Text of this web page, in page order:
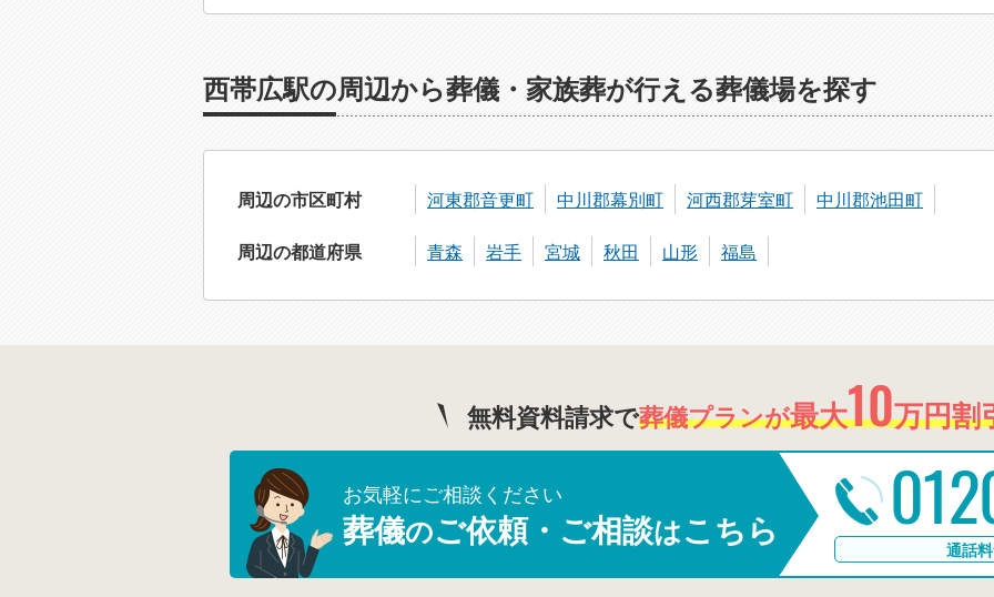
西帯広駅の周辺から葬儀・家族葬が行える葬儀場を探す
周辺の市区町村 河東郡音更町 中川郡幕別町 河西郡芽室町 中川郡池田町
周辺の都道府県 青森 岩手 宮城 秋田 山形 福島
無料資料請求で葬儀プランが最大10万円割
お気軽にご相談ください
葬儀のご依頼・ご相談はこちら 通話